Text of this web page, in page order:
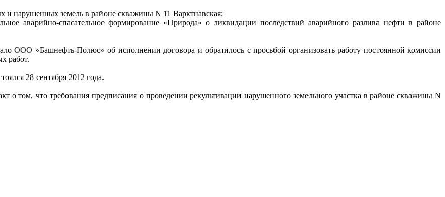
и нарушенных земель в районе скважины N 11 Варктнавская;
аварийно-спасательное формирование «Природа» о ликвидации последствий аварийного разлива нефти в районе
«Башнефть-Полюс» об исполнении договора и обратилось с просьбой организовать работу постоянной комиссии
работ.
28 сентября 2012 года.
о том, что требования предписания о проведении рекультивации нарушенного земельного участка в районе скважины N